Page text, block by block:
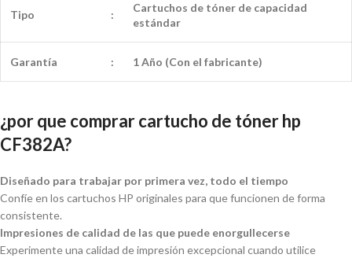
Tipo :
Cartuchos de tóner de capacidad
estándar
Garantía : 1 Año (Con el fabricante)
¿por que comprar cartucho de tóner hp
CF382A?
Diseñado para trabajar por primera vez, todo el tiempo
Confíe en los cartuchos HP originales para que funcionen de forma
consistente.
Impresiones de calidad de las que puede enorgullecerse
Experimente una calidad de impresión excepcional cuando utilice